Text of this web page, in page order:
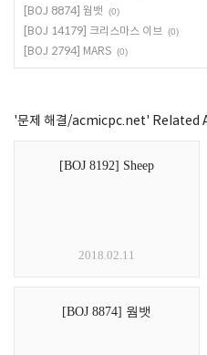
[BOJ 8874] 웜뱃 (0)
[BOJ 14179] 크리스마스 이브 (0)
[BOJ 2794] MARS (0)
'문제 해결/acmicpc.net' Related
[BOJ 8192] Sheep
2018.02.11
[BOJ 8874] 웜뱃